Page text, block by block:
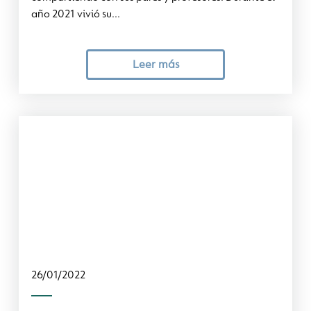
año 2021 vivió su...
Leer más
26/01/2022